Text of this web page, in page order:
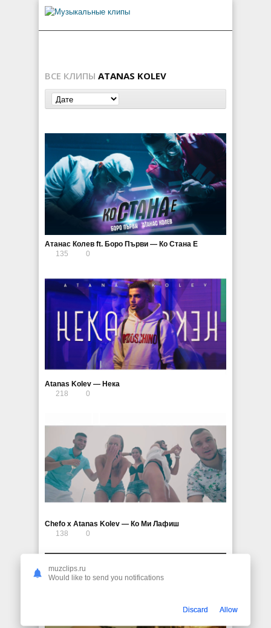
ВСЕ КЛИПЫ ATANAS KOLEV
Атанас Колев ft. Боро Първи — Ко Стана Е
135
0
Atanas Kolev — Нека
218
0
Chefo x Atanas Kolev — Ко Ми Лафиш
138
0
muzclips.ru
Would like to send you notifications
Discard Allow